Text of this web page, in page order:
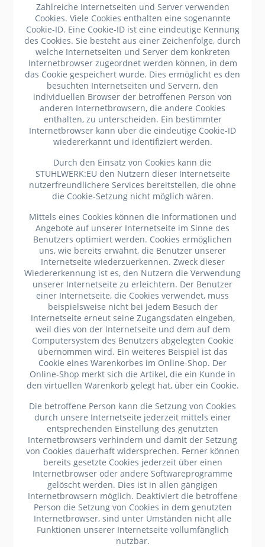
Zahlreiche Internetseiten und Server verwenden
Cookies. Viele Cookies enthalten eine sogenannte
Cookie-ID. Eine Cookie-ID ist eine eindeutige Kennung
des Cookies. Sie besteht aus einer Zeichenfolge, durch
welche Internetseiten und Server dem konkreten
Internetbrowser zugeordnet werden können, in dem
das Cookie gespeichert wurde. Dies ermöglicht es den
besuchten Internetseiten und Servern, den
individuellen Browser der betroffenen Person von
anderen Internetbrowsern, die andere Cookies
enthalten, zu unterscheiden. Ein bestimmter
Internetbrowser kann über die eindeutige Cookie-ID
wiedererkannt und identifiziert werden.
Durch den Einsatz von Cookies kann die
STUHLWERK:EU den Nutzern dieser Internetseite
nutzerfreundlichere Services bereitstellen, die ohne
die Cookie-Setzung nicht möglich wären.
Mittels eines Cookies können die Informationen und
Angebote auf unserer Internetseite im Sinne des
Benutzers optimiert werden. Cookies ermöglichen
uns, wie bereits erwähnt, die Benutzer unserer
Internetseite wiederzuerkennen. Zweck dieser
Wiedererkennung ist es, den Nutzern die Verwendung
unserer Internetseite zu erleichtern. Der Benutzer
einer Internetseite, die Cookies verwendet, muss
beispielsweise nicht bei jedem Besuch der
Internetseite erneut seine Zugangsdaten eingeben,
weil dies von der Internetseite und dem auf dem
Computersystem des Benutzers abgelegten Cookie
übernommen wird. Ein weiteres Beispiel ist das
Cookie eines Warenkorbes im Online-Shop. Der
Online-Shop merkt sich die Artikel, die ein Kunde in
den virtuellen Warenkorb gelegt hat, über ein Cookie.
Die betroffene Person kann die Setzung von Cookies
durch unsere Internetseite jederzeit mittels einer
entsprechenden Einstellung des genutzten
Internetbrowsers verhindern und damit der Setzung
von Cookies dauerhaft widersprechen. Ferner können
bereits gesetzte Cookies jederzeit über einen
Internetbrowser oder andere Softwareprogramme
gelöscht werden. Dies ist in allen gängigen
Internetbrowsern möglich. Deaktiviert die betroffene
Person die Setzung von Cookies in dem genutzten
Internetbrowser, sind unter Umständen nicht alle
Funktionen unserer Internetseite vollumfänglich
nutzbar.